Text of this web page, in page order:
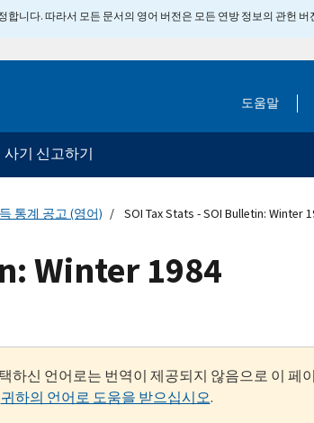
합니다. 따라서 모든 문서의 영어 버전은 모든 연방 정보의 관헌 버
도움말
사기 신고하기
통계 공고 (영어) SOI Tax Stats - SOI Bulletin: Winter
Winter 1984
하신 언어로는 번역이 제공되지 않음으로 이 페
귀하의 언어로 도움을 받으십시오.